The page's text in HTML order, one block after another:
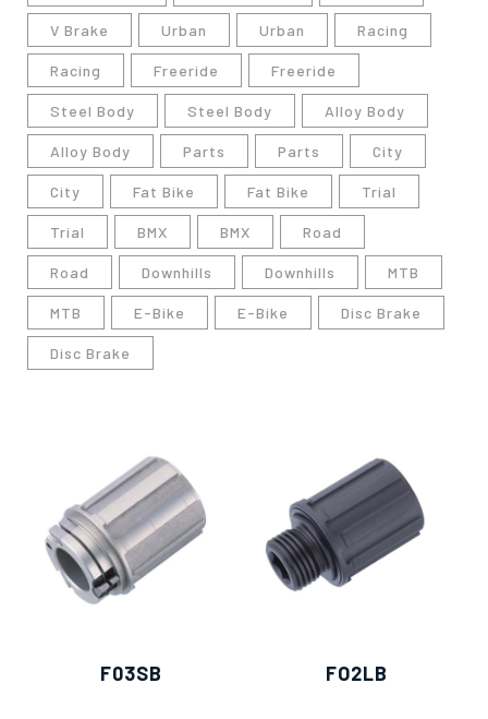
V Brake Urban Urban Racing
Racing Freeride Freeride
Steel Body Steel Body Alloy Body
Alloy Body Parts Parts City
City Fat Bike Fat Bike Trial
Trial BMX BMX Road
Road Downhills Downhills MTB
MTB E-Bike E-Bike Disc Brake
Disc Brake
F03SB FO2LB